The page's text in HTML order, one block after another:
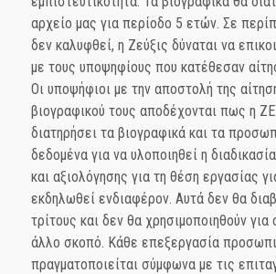
αρχείο μας για περίοδο 5 ετών. Σε
δεν καλυφθεί, η Ζεύξις δύναται να
με τους υποψηφίους που κατέθεσαν
Οι υποψήφιοι με την αποστολή της
βιογραφικού τους αποδέχονται πως η
διατηρήσει τα βιογραφικά και τα
δεδομένα για να υλοποιηθεί η
και αξιολόγησης για τη θέση εργασίας
εκδηλωθεί ενδιαφέρον. Αυτά δεν θα
τρίτους και δεν θα χρησιμοποιηθούν για
άλλο σκοπό. Κάθε επεξεργασία
πραγματοποιείται σύμφωνα με τις